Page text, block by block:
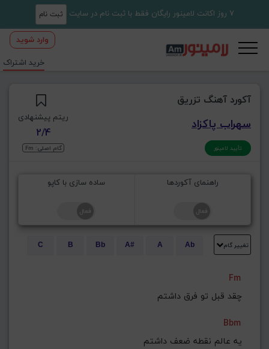
7 روز اکانت لامینور رایگان فقط با ثبت نام در سایت ثبت نام
وارد شوید
خرید اشتراک
آکورد آهنگ تزریق
سهراب پاکزاد
تأیید لامینور
ریتم پیشنهادی
2/4
گام اصلی: Fm
راهنمای آکوردها ساده سازی با کاپو
تغییر گام Ab
A
A#
Bb
B
C
Fm
چقد قبل تو فرق داشتم
Bbm
یه عالم نقطه ضعف داشتم